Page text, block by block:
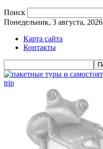
Поиск
Понедельник, 3 августа, 2026
Карта сайта
Контакты
trip